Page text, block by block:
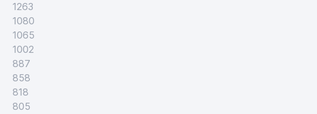
1263
1080
1065
1002
887
858
818
805